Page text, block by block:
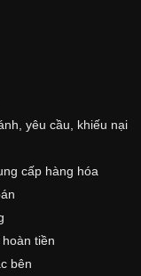
yêu cầu, khiếu nại
cấp hàng hóa
tiền
bên